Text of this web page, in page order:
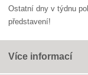
Ostatní dny v týdnu
představení!
Více informací